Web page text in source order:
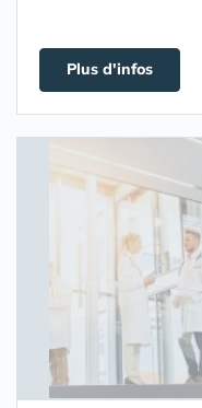
Plus d'infos